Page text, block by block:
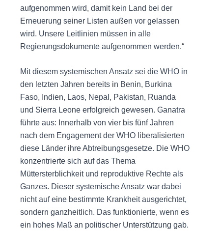
aufgenommen wird, damit kein Land bei der
Erneuerung seiner Listen außen vor gelassen
wird. Unsere Leitlinien müssen in alle
Regierungsdokumente aufgenommen werden.“
Mit diesem systemischen Ansatz sei die WHO in
den letzten Jahren bereits in Benin, Burkina
Faso, Indien, Laos, Nepal, Pakistan, Ruanda
und Sierra Leone erfolgreich gewesen. Ganatra
führte aus: Innerhalb von vier bis fünf Jahren
nach dem Engagement der WHO liberalisierten
diese Länder ihre Abtreibungsgesetze. Die WHO
konzentrierte sich auf das Thema
Müttersterblichkeit und reproduktive Rechte als
Ganzes. Dieser systemische Ansatz war dabei
nicht auf eine bestimmte Krankheit ausgerichtet,
sondern ganzheitlich. Das funktionierte, wenn es
ein hohes Maß an politischer Unterstützung gab.